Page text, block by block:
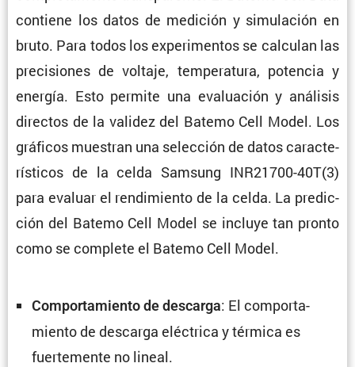
contiene los datos de medición y simula­ción en
bruto. Para todos los experi­mentos se calculan las
preci­siones de voltaje, tempe­ra­tura, potencia y
energía. Esto permite una evalua­ción y análisis
directos de la validez del Batemo Cell Model. Los
gráficos muestran una selec­ción de datos carac­te­
rís­ticos de la celda Samsung INR21700-40T(3)
para evaluar el rendi­miento de la celda. La predic­
ción del Batemo Cell Model se incluye tan pronto
como se complete el Batemo Cell Model.
Compor­ta­miento de descarga: El compor­ta­
miento de descarga eléctrica y térmica es
fuerte­mente no lineal.